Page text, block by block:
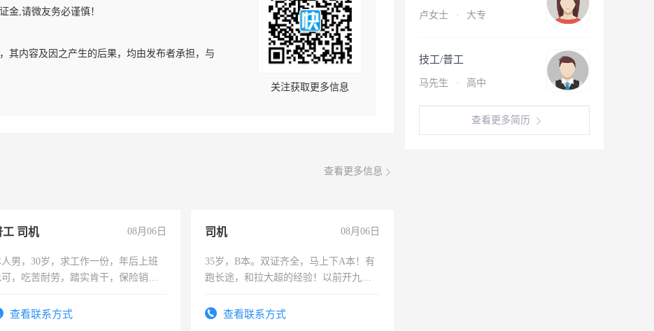
金,请微友务必谨慎！
其内容及因之产生的后果，均由发布者承担，与
关注获取更多信息
查看更多信息
工 司机 08月06日
人男，30岁，求工作一份，年后上班
，吃苦耐劳，踏实肯干，保险销售
查看联系方式
司机 08月06日
35岁，B本。双证齐全，马上下A本！有
跑长途，和拉大超的经验！以前开九米
查看联系方式
卢女士 · 大专
技工/普工
马先生 · 高中
查看更多简历